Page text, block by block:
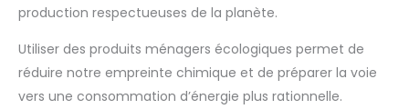
production respectueuses de la planète.
Utiliser des produits ménagers écologiques permet de
réduire notre empreinte chimique et de préparer la voie
vers une consommation d’énergie plus rationnelle.